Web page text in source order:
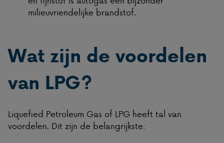
milieuvriendelijke brandstof.
Wat zijn de voordelen
van LPG?
Liquefied Petroleum Gas of LPG heeft tal van
voordelen. Dit zijn de belangrijkste: